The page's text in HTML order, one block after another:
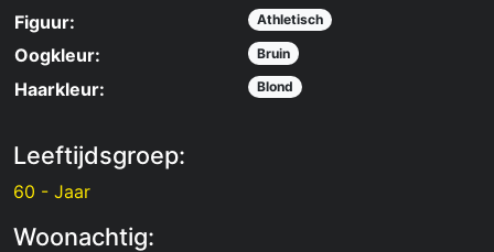
Figuur: Athletisch
Oogkleur: Bruin
Haarkleur: Blond
Leeftijdsgroep:
60 - Jaar
Woonachtig: